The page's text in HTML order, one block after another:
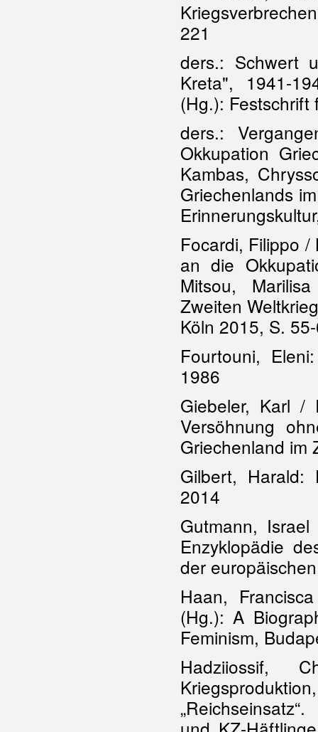
221
ders.: Schwert
Kreta", 1941-
(Hg.):
ders.:
Okkupation
Kambas,
Griechenlands
Focardi, Filippo
an die
Mitsou,
Zweiten
Köln 2015, S.
Fourtouni,
1986
Giebeler, Karl /
Versöhnung
Griechenland im
Gilbert, Harald:
2014
Gutmann,
Enzyklopädie
der
Haan,
(Hg.): A
Feminism,
Hadziiossif,